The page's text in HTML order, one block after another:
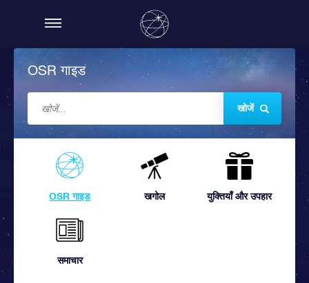
OSR गाइड
खोजें
OSR गाइड खगोल युक्तियाँ और उपहार
समाचार